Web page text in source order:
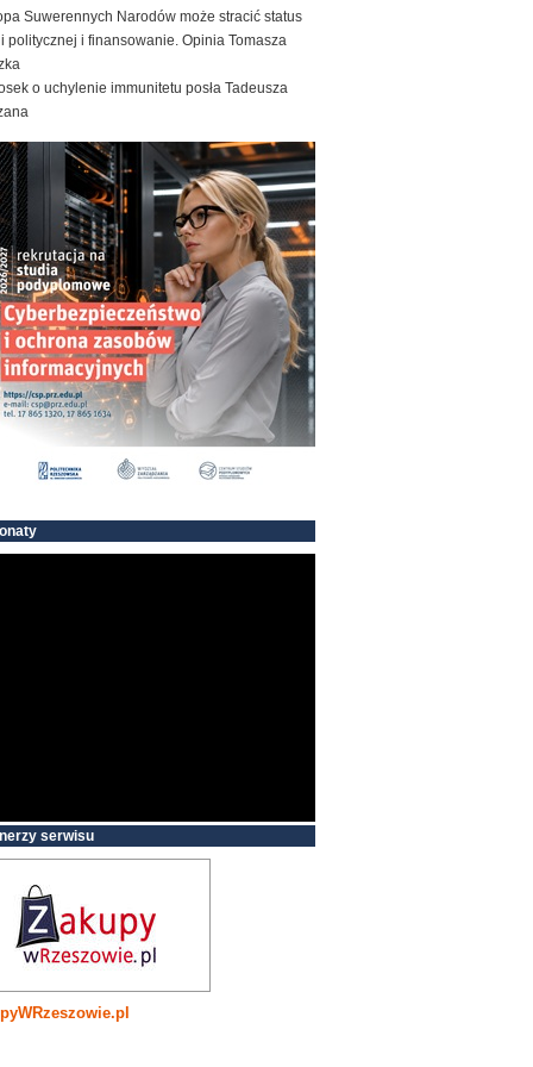
Suwerennych Narodów może stracić status
politycznej i finansowanie. Opinia Tomasza
o uchylenie immunitetu posła Tadeusza
serwisu